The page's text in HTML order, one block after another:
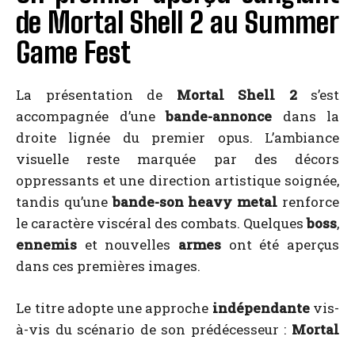
de Mortal Shell 2 au Summer
Game Fest
La présentation de Mortal Shell 2s’est
accompagnée d’unebande-annonce dans la
droite lignée du premier opus. L’ambiance
visuelle reste marquée par des décors
oppressants et une direction artistique soignée,
tandis qu’unebande-son heavy metal renforce
le caractère viscéral des combats. Quelquesboss,
ennemis et nouvelles armes ont été aperçus
dans ces premières images.
Le titre adopte une approche indépendantevis-
à-vis du scénario de son prédécesseur : Mortal